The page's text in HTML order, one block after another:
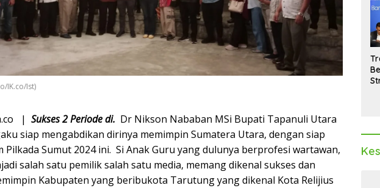
IK.co/Ist)
| Sukses 2 Periode di. Dr Nikson Nababan MSi Bupati Tapanuli Utara
siap mengabdikan dirinya memimpin Sumatera Utara, dengan siap
Pilkada Sumut 2024 ini. Si Anak Guru yang dulunya berprofesi wartawan,
salah satu pemilik salah satu media, memang dikenal sukses dan
Kabupaten yang beribukota Tarutung yang dikenal Kota Relijius